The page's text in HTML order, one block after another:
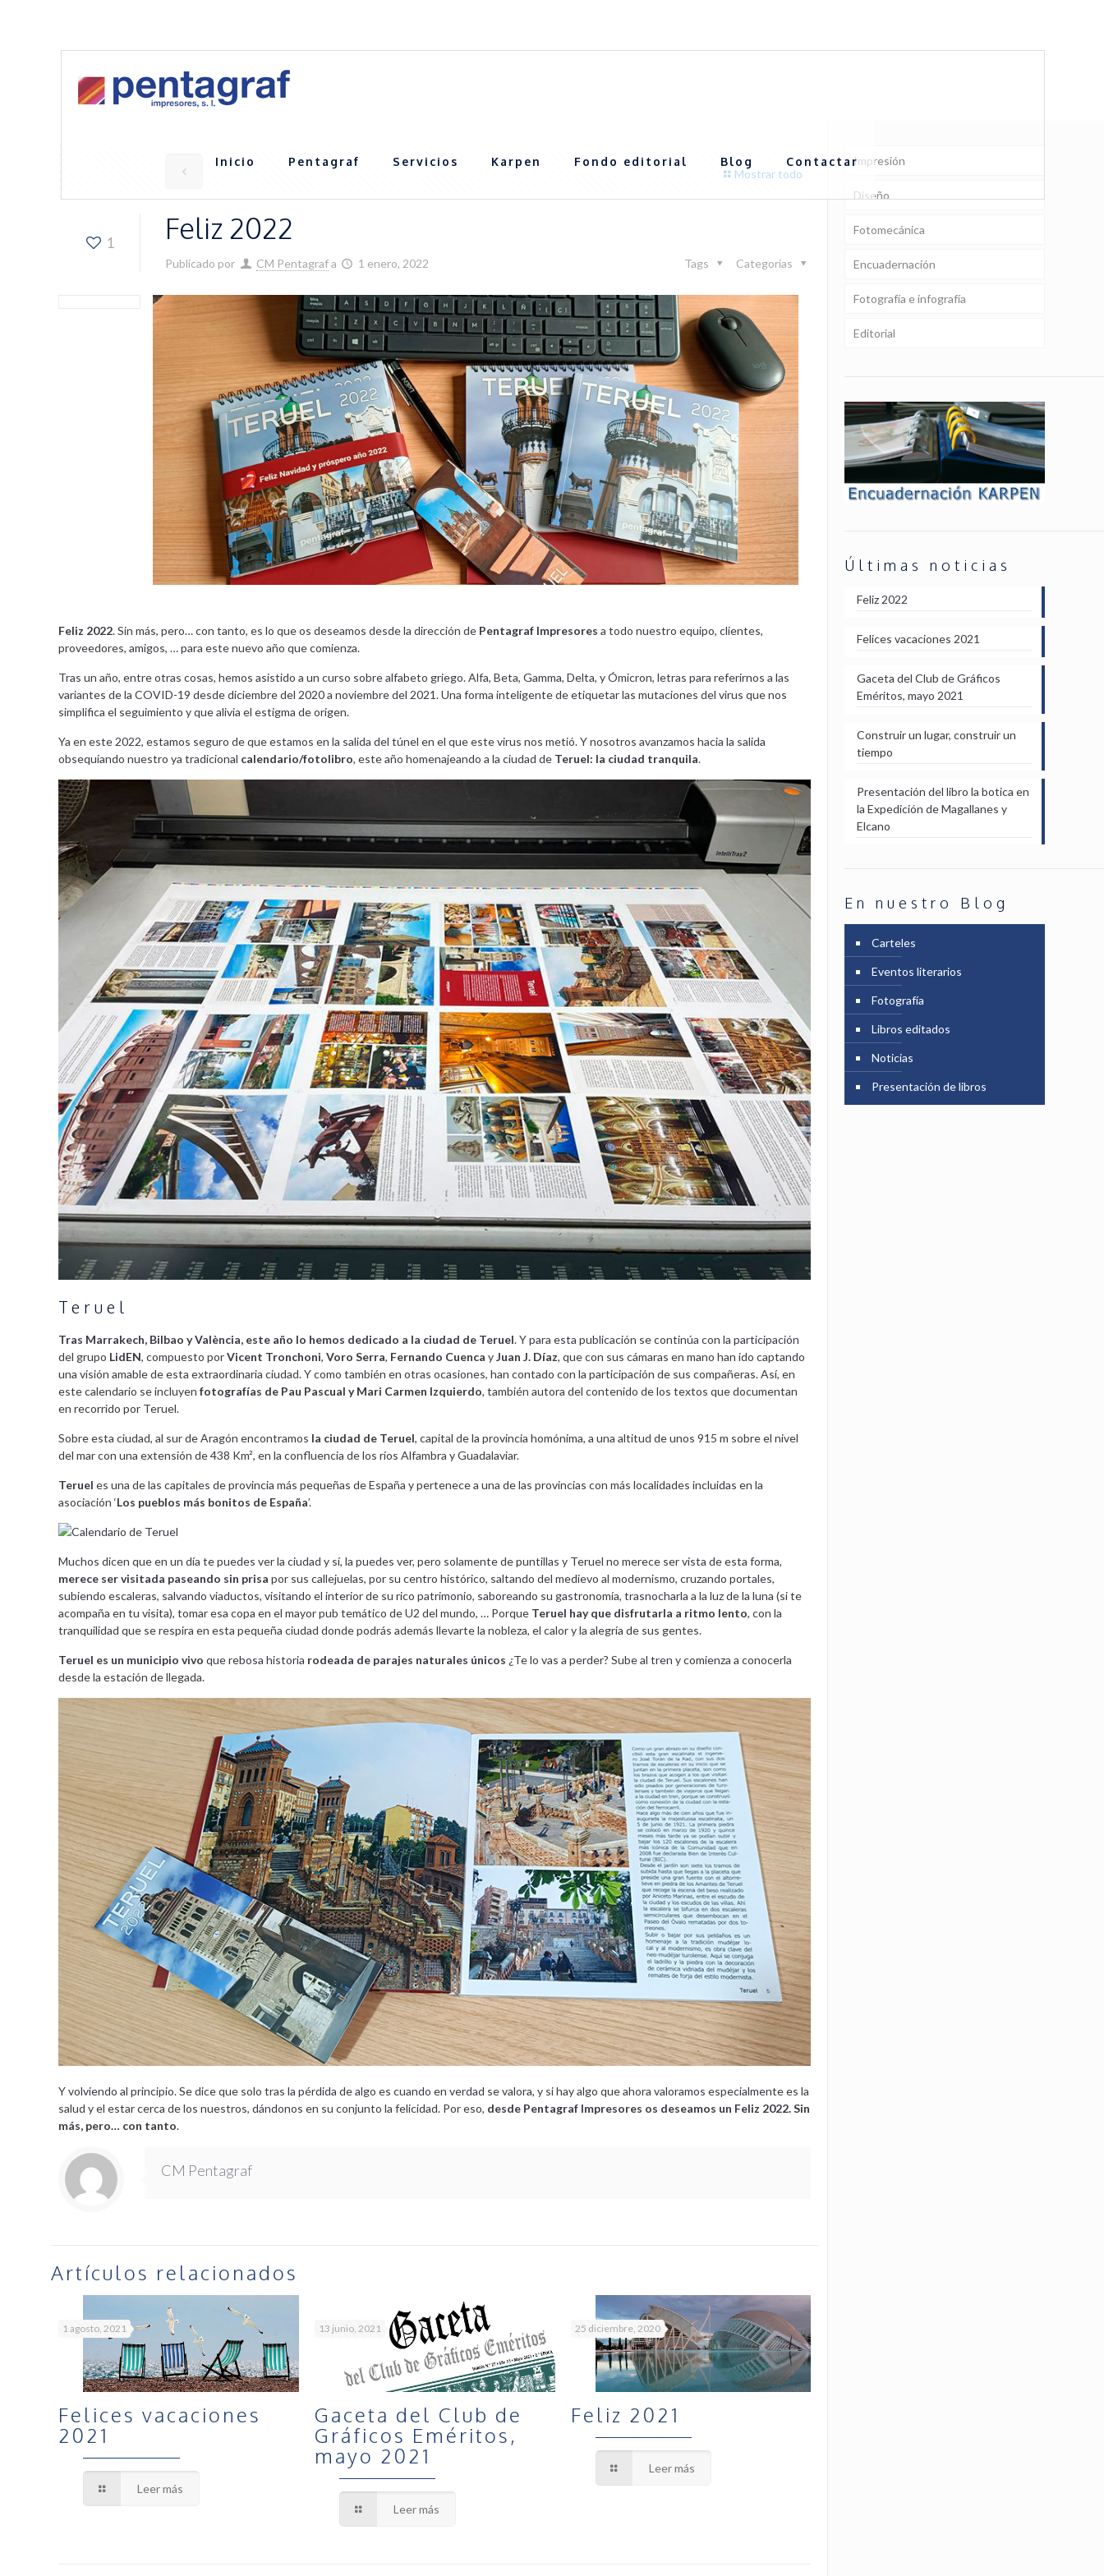
Inicio Pentagraf Servicios Karpen Fondo editorial Blog
Contactar
Mostrar todo
1 Feliz 2022
Publicado por CM Pentagrafa 1 enero, 2022 Categorias
Tags
Feliz 2022. Sin más, pero… con tanto, es lo que os deseamos desde la dirección de Pentagraf Impresores a todo nuestro equipo, clientes,
proveedores, amigos, … para este nuevo año que comienza.
Tras un año, entre otras cosas, hemos asistido a un curso sobre alfabeto griego. Alfa, Beta, Gamma, Delta, y Ómicron, letras para referirnos a las
variantes de la COVID-19 desde diciembre del 2020 a noviembre del 2021. Una forma inteligente de etiquetar las mutaciones del virus que nos
simplifica el seguimiento y que alivia el estigma de origen.
Ya en este 2022, estamos seguro de que estamos en la salida del túnel en el que este virus nos metió. Y nosotros avanzamos hacia la salida
obsequiando nuestro ya tradicional calendario/fotolibro, este año homenajeando a la ciudad de Teruel: la ciudad tranquila.
Teruel
Tras Marrakech, Bilbao y València, este año lo hemos dedicado a la ciudad de Teruel. Y para esta publicación se continúa con la participación
del grupo LidEN, compuesto porVicent Tronchoni,Voro Serra, Fernando Cuenca yJuan J. Díaz, que con sus cámaras en mano han ido captando
una visión amable de esta extraordinaria ciudad. Y como también en otras ocasiones, han contado con la participación de sus compañeras. Así, en
este calendario se incluyenfotografías de Pau Pascual y Mari Carmen Izquierdo, también autora del contenido de los textos que documentan
en recorrido por Teruel.
Sobre esta ciudad, al sur de Aragón encontramos la ciudad de Teruel, capital de la provincia homónima, a una altitud de unos 915 m sobre el nivel
del mar con una extensión de 438 Km², en la confluencia de los ríos Alfambra y Guadalaviar.
Teruel es una de las capitales de provincia más pequeñas de España y pertenece a una de las provincias con más localidades incluidas en la
asociación ‘Los pueblos más bonitos de España’.
Muchos dicen que en un día te puedes ver la ciudad y sí, la puedes ver, pero solamente de puntillas y Teruel no merece ser vista de esta forma,
merece ser visitada paseando sin prisa por sus callejuelas, por su centro histórico, saltando del medievo al modernismo, cruzando portales,
subiendo escaleras, salvando viaductos, visitando el interior de su rico patrimonio, saboreando su gastronomía, trasnocharla a la luz de la luna (si te
acompaña en tu visita), tomar esa copa en el mayor pub temático de U2 del mundo, … Porque Teruel hay que disfrutarla a ritmo lento, con la
tranquilidad que se respira en esta pequeña ciudad donde podrás además llevarte la nobleza, el calor y la alegría de sus gentes.
Teruel es un municipio vivo que rebosa historia rodeada de parajes naturales únicos ¿Te lo vas a perder? Sube al tren y comienza a conocerla
desde la estación de llegada.
Y volviendo al principio. Se dice que solo tras la pérdida de algo es cuando en verdad se valora, y si hay algo que ahora valoramos especialmente es la
salud y el estar cerca de los nuestros, dándonos en su conjunto la felicidad. Por eso, desde Pentagraf Impresores os deseamos un Feliz 2022. Sin
más, pero… con tanto.
CM Pentagraf
Artículos relacionados
1 agosto, 2021
Felices vacaciones
2021
Leer más
13 junio, 2021
Gaceta del Club de
Gráficos Eméritos,
mayo 2021
Leer más
25 diciembre, 2020
Feliz 2021
Leer más
Impresión
Diseño
Fotomecánica
Encuadernación
Fotografía e infografía
Editorial
Últimas noticias
Feliz 2022
Felices vacaciones 2021
Gaceta del Club de Gráficos
Eméritos, mayo 2021
Construir un lugar, construir un
tiempo
Presentación del libro la botica en
la Expedición de Magallanes y
Elcano
En nuestro Blog
Carteles
Eventos literarios
Fotografía
Libros editados
Noticias
Presentación de libros